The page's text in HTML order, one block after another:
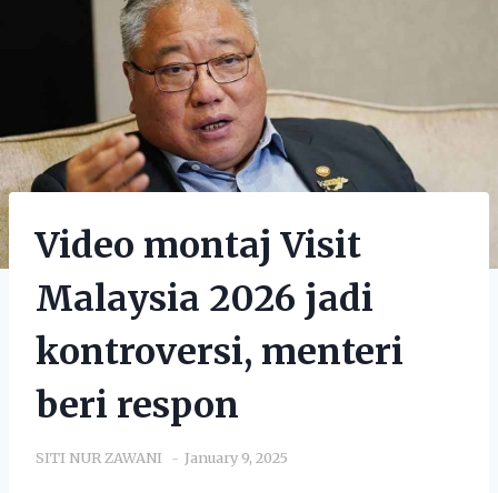
Video montaj Visit
Malaysia 2026 jadi
kontroversi, menteri
beri respon
SITI NUR ZAWANI January 9, 2025